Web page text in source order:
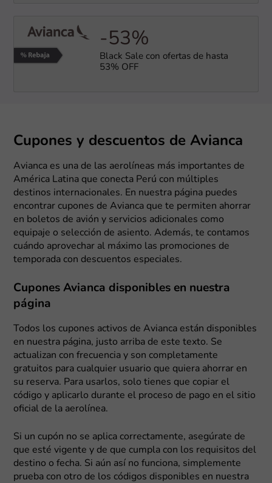
-53%
Black Sale con ofertas de hasta
53% OFF
Cupones y descuentos de Avianca
Avianca es una de las aerolíneas más importantes de
América Latina que conecta Perú con múltiples
destinos internacionales. En nuestra página puedes
encontrar cupones de Avianca que te permiten ahorrar
en boletos de avión y servicios adicionales como
equipaje o selección de asiento. Además, te contamos
cuándo aprovechar al máximo las promociones de
temporada con descuentos especiales.
Cupones Avianca disponibles en nuestra
página
Todos los cupones activos de Avianca están disponibles
en nuestra página, justo arriba de este texto. Se
actualizan con frecuencia y son completamente
gratuitos para cualquier usuario que quiera ahorrar en
su reserva. Para usarlos, solo tienes que copiar el
código y aplicarlo durante el proceso de pago en el sitio
oficial de la aerolínea.
Si un cupón no se aplica correctamente, asegúrate de
que esté vigente y de que cumpla con los requisitos del
destino o fecha. Si aún así no funciona, simplemente
prueba con otro de los códigos disponibles en nuestra